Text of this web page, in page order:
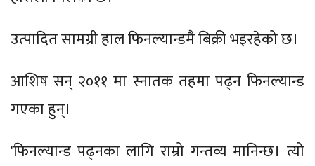
उत्पादित सामग्री हाल फिनल्यान्डमै बिक्री भइरहेको छ।
आशिष सन् २०११ मा स्नातक तहमा पढ्न फिनल्यान्ड
गएका हुन्।
'फिनल्यान्ड पढ्नका लागि राम्रो गन्तव्य मानिन्छ। त्यो